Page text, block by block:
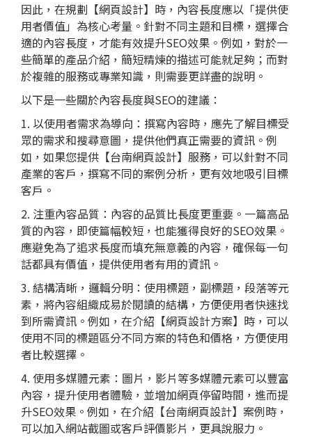
因此，在規劃【網頁設計】時，內容長度應以「提供使
用者價值」為核心考量。針對不同主題和目標，選擇合
適的內容長度，才能有效提升SEO效果。例如，對於一
些簡單的產品介紹，簡短精煉的描述可能就足夠；而對
於複雜的服務或專業知識，則需要更詳盡的說明。
以下是一些關於內容長度與SEO的建議：
1. 以使用者需求為導向：撰寫內容時，應先了解目標受
眾的需求和搜尋意圖，提供他們真正需要的資訊。例
如，如果您提供【台南網頁設計】服務，可以針對不同
產業的客戶，撰寫不同的案例分析，更有效地吸引目標
客戶。
2. 注重內容品質：內容的品質比長度更重要。一篇高品
質的內容，即使篇幅較短，也能獲得良好的SEO效果。
應避免為了追求長度而填充無意義的內容，確保每一句
話都具有價值，提供使用者有用的資訊。
3. 結構清晰，邏輯分明：使用標題，副標題，段落等元
素，將內容組織成易於閱讀的結構，方便使用者快速找
到所需資訊。例如，在介紹【網頁設計方案】時，可以
使用不同的標題區分不同方案的特色和價格，方便使用
者比較選擇。
4. 使用多媒體元素：圖片，影片等多媒體元素可以豐富
內容，提升使用者體驗，並增加網頁停留時間，進而提
升SEO效果。例如，在介紹【台南網頁設計】案例時，
可以加入網站截圖或客戶評價影片，更具說服力。